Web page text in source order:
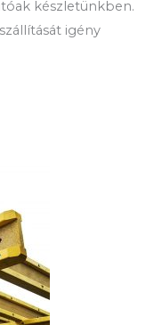
készletünkben.
igény